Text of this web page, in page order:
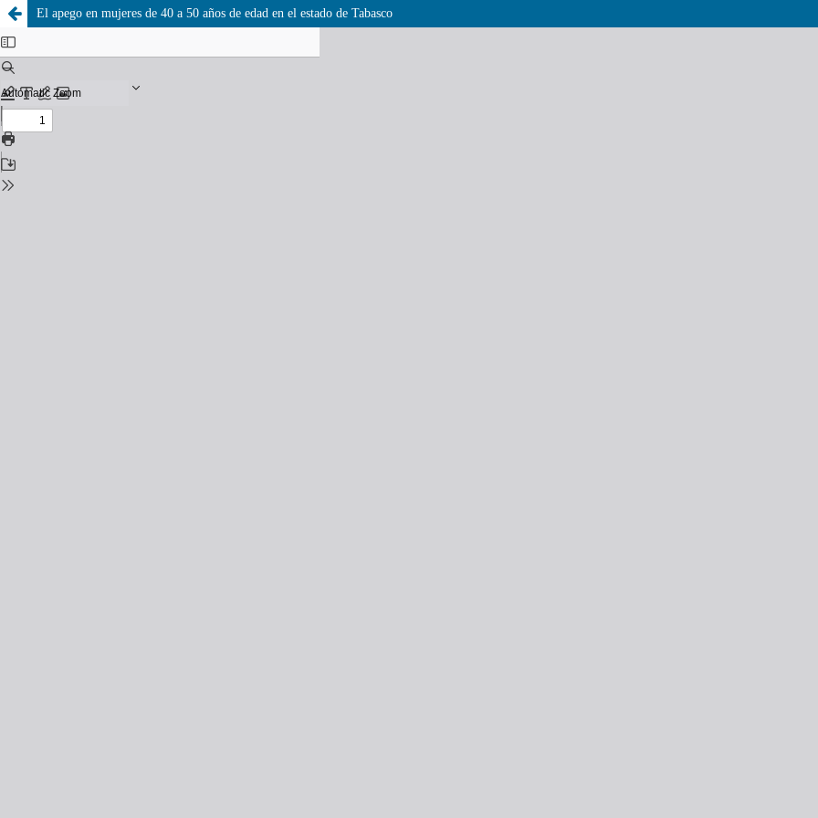
El apego en mujeres de 40 a 50 años de edad en el estado de Tabasco